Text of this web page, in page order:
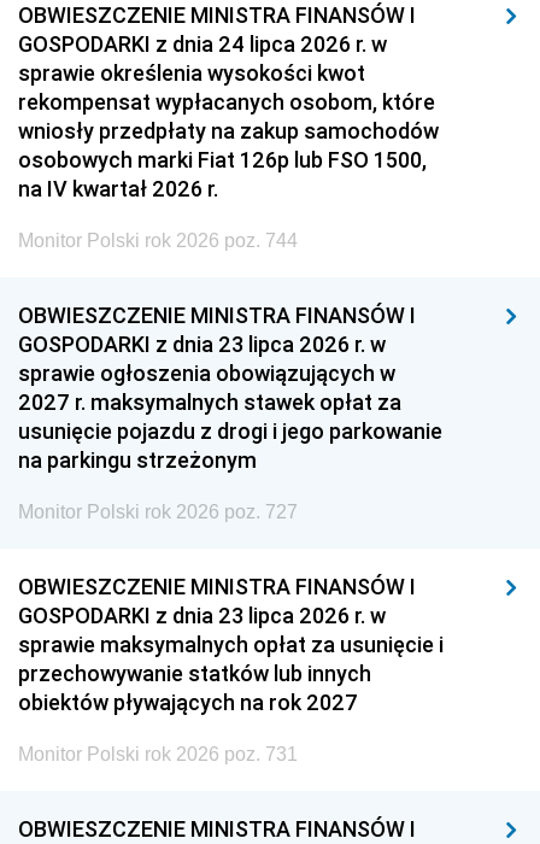
OBWIESZCZENIE MINISTRA FINANSÓW I
GOSPODARKI z dnia 24 lipca 2026 r. w
sprawie określenia wysokości kwot
rekompensat wypłacanych osobom, które
wniosły przedpłaty na zakup samochodów
osobowych marki Fiat 126p lub FSO 1500,
na IV kwartał 2026 r.
Monitor Polski rok 2026 poz. 744
OBWIESZCZENIE MINISTRA FINANSÓW I
GOSPODARKI z dnia 23 lipca 2026 r. w
sprawie ogłoszenia obowiązujących w
2027 r. maksymalnych stawek opłat za
usunięcie pojazdu z drogi i jego parkowanie
na parkingu strzeżonym
Monitor Polski rok 2026 poz. 727
OBWIESZCZENIE MINISTRA FINANSÓW I
GOSPODARKI z dnia 23 lipca 2026 r. w
sprawie maksymalnych opłat za usunięcie i
przechowywanie statków lub innych
obiektów pływających na rok 2027
Monitor Polski rok 2026 poz. 731
OBWIESZCZENIE MINISTRA FINANSÓW I